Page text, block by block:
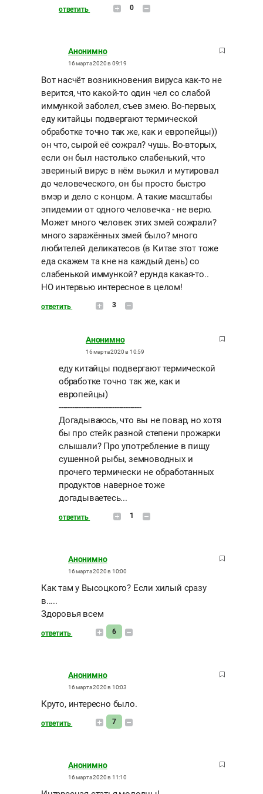
ответить 0
Анонимно
16 марта 2020 в 09:19
Вот насчёт возникновения вируса как-то не
верится, что какой-то один чел со слабой
иммункой заболел, съев змею. Во-первых,
еду китайцы подвергают термической
обработке точно так же, как и европейцы))
он что, сырой её сожрал? чушь. Во-вторых,
если он был настолько слабенький, что
звериный вирус в нём выжил и мутировал
до человеческого, он бы просто быстро
вмэр и дело с концом. А такие масштабы
эпидемии от одного человечка - не верю.
Может много человек этих змей сожрали?
много заражённых змей было? много
любителей деликатесов (в Китае этот тоже
еда скажем та кне на каждый день) со
слабенькой иммункой? ерунда какая-то..
НО интервью интересное в целом!
ответить 3
Анонимно
16 марта 2020 в 10:59
еду китайцы подвергают термической
обработке точно так же, как и
европейцы)
-------------------------------------
Догадываюсь, что вы не повар, но хотя
бы про стейк разной степени прожарки
слышали? Про употребление в пищу
сушенной рыбы, земноводных и
прочего термически не обработанных
продуктов наверное тоже
догадываетесь...
ответить 1
Анонимно
16 марта 2020 в 10:00
Как там у Высоцкого? Если хилый сразу
в.....
Здоровья всем
ответить 6
Анонимно
16 марта 2020 в 10:03
Круто, интересно было.
ответить 7
Анонимно
16 марта 2020 в 11:10